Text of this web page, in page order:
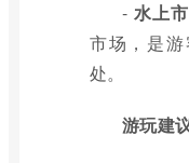
- 水上
市场，是
处。
游玩建